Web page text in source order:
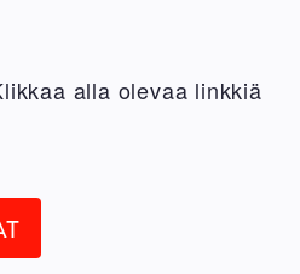
alla olevaa linkkiä